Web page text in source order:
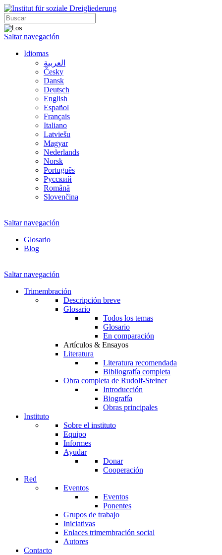
Saltar navegación
Idiomas
العربية
Česky
Dansk
Deutsch
English
Español
Français
Italiano
Latviešu
Magyar
Nederlands
Norsk
Português
Русский
Română
Slovenčina
Saltar navegación
Glosario
Blog
Saltar navegación
Trimembración
Descripción breve
Glosario
Todos los temas
Glosario
En comparación
Artículos & Ensayos
Literatura
Literatura recomendada
Bibliografía completa
Obra completa de Rudolf-Steiner
Introducción
Biografía
Obras principales
Instituto
Sobre el instituto
Equipo
Informes
Ayudar
Donar
Cooperación
Red
Eventos
Eventos
Ponentes
Grupos de trabajo
Iniciativas
Enlaces trimembración social
Autores
Contacto